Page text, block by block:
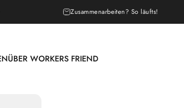
Unsere Leistungen & Arbeitsweise
Pause Diashow
ÜBER WORKERS FRIEND